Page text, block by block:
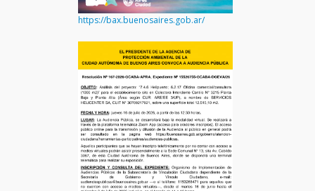
https://bax.buenosaires.gob.ar/